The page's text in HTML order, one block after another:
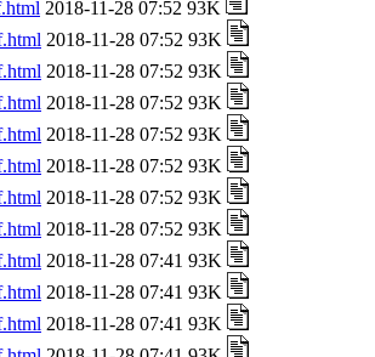
2018-11-28 07:52 93K
2018-11-28 07:52 93K
2018-11-28 07:52 93K
2018-11-28 07:52 93K
2018-11-28 07:52 93K
2018-11-28 07:52 93K
2018-11-28 07:52 93K
2018-11-28 07:52 93K
2018-11-28 07:41 93K
2018-11-28 07:41 93K
2018-11-28 07:41 93K